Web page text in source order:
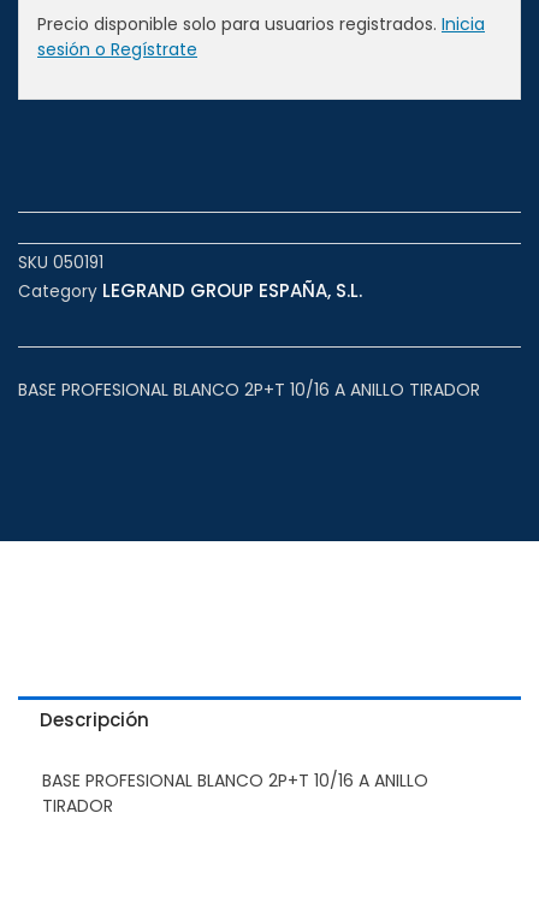
Precio disponible solo para usuarios registrados. Inicia
sesión o Regístrate
SKU 050191
Category LEGRAND GROUP ESPAÑA, S.L.
BASE PROFESIONAL BLANCO 2P+T 10/16 A ANILLO TIRADOR
Descripción
BASE PROFESIONAL BLANCO 2P+T 10/16 A ANILLO
TIRADOR